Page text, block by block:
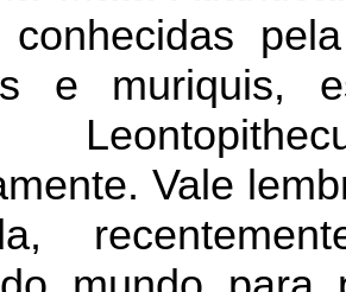
e muriquis,
Vale